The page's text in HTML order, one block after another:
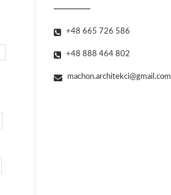
+48 665 726 586
+48 888 464 802
machon.architekci@gmail.com